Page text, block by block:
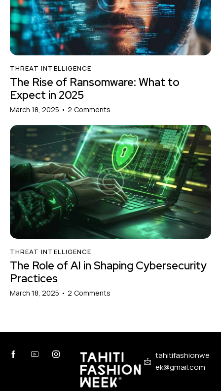
THREAT INTELLIGENCE
The Rise of Ransomware: What to
Expect in 2025
March 18, 2025 2 Comments
THREAT INTELLIGENCE
The Role of AI in Shaping Cybersecurity
Practices
March 18, 2025 2 Comments
tahitifashionwe
ek@gmail.com